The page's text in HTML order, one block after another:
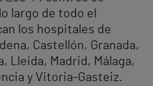
largo de todo el
los hospitales de
Castellón, Granada,
Lleida, Madrid, Málaga,
y Vitoria-Gasteiz.